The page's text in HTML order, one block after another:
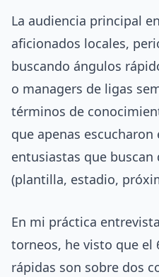
La audiencia principal
aficionados locales,
buscando ángulos
o managers de ligas
términos de
que apenas
entusiastas que
(plantilla, estadio,
En mi práctica
torneos, he visto que el
rápidas son sobre dos